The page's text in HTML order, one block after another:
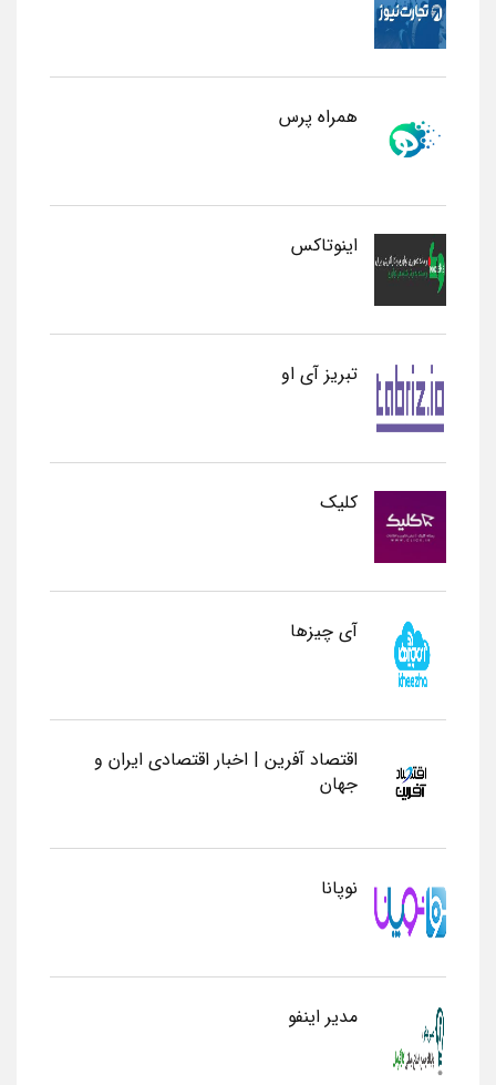
همراه پرس
اینوتاکس
تبریز آی او
کلیک
آی چیزها
اقتصاد آفرین | اخبار اقتصادی ایران و
جهان
نوپانا
مدیر اینفو